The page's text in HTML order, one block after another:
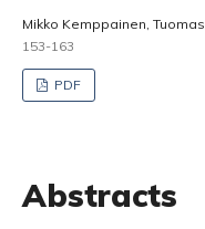
Mikko Kemppainen,
153-163
PDF
Abstracts